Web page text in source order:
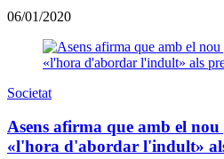
06/01/2020
Societat
Asens afirma que amb el
«l'hora d'abordar l'indult»